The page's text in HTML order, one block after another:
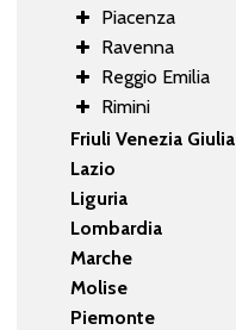
Piacenza
Ravenna
Reggio Emilia
Rimini
Friuli Venezia Giulia
Lazio
Liguria
Lombardia
Marche
Molise
Piemonte